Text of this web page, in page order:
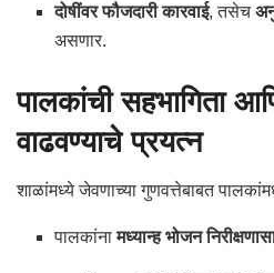
दोषींवर फौजदारी कारवाई, तसेच
असणार.
पालकांची सहभागिता
वाढवण्याचे प्रयत्न
शाळांमध्ये जेवणाच्या गुणवत्तेबाबत
पालकांनामध्यान्ह भोजन